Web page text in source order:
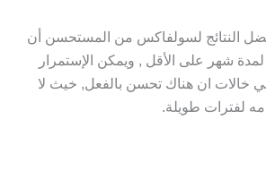
النتائج لسولفاكس من المستحسن أن
شهر على الأقل , ويمكن الإستمرار
خالات ان هناك تحسن بالفعل, خيث لا
لفترات طويلة.